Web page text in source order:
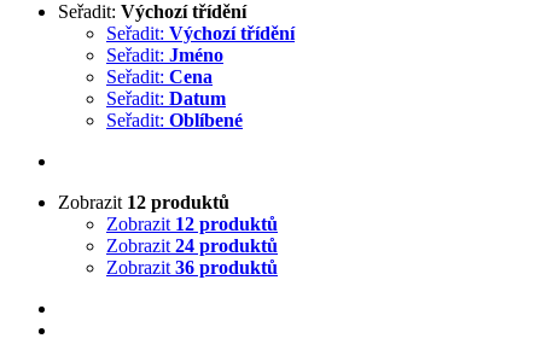
Seřadit: Výchozí třídění
Seřadit: Výchozí třídění
Seřadit: Jméno
Seřadit: Cena
Seřadit: Datum
Seřadit: Oblíbené
Zobrazit 12 produktů
Zobrazit 12 produktů
Zobrazit 24 produktů
Zobrazit 36 produktů